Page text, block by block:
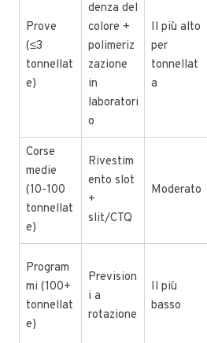
Prove
(≤3
tonnellat
e)
denza del
colore +
polimeriz
zazione
in
laboratori
o
Il più alto
per
tonnellat
a
Corse
medie
(10-100
tonnellat
e)
Rivestim
ento slot
+
slit/CTQ
Moderato
Program
mi (100+
tonnellat
e)
Prevision
i a
rotazione
Il più
basso